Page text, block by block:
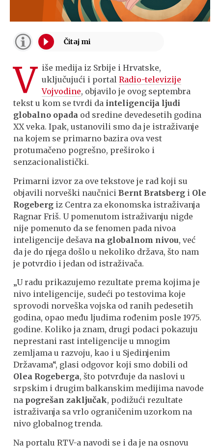
V iše medija iz Srbije i Hrvatske,
uključujući i portalRadio-televizije
Vojvodine, objavilo je ovog septembra
tekst u kom se tvrdi da inteligencija ljudi
globalno opada od sredine devedesetih godina
XX veka. Ipak, ustanovili smo da je istraživanje
na kojem se primarno bazira ova vest
protumačeno pogrešno, preširoko i
senzacionalistički.
Primarni izvor za ove tekstove je rad koji su
objavili norveški naučniciBernt Bratsberg i Ole
Rogeberg iz Centra za ekonomska istraživanja
Ragnar Friš. U pomenutom istraživanju nigde
nije pomenuto da se fenomen pada nivoa
inteligencije dešava na globalnom nivou, već
da je do njega došlo u nekoliko država, što nam
je potvrdio i jedan od istraživača.
„U radu prikazujemo rezultate prema kojima je
nivo inteligencije, sudeći po testovima koje
sprovodi norveška vojska od ranih pedesetih
godina, opao među ljudima rođenim posle 1975.
godine. Koliko ja znam, drugi podaci pokazuju
neprestani rast inteligencije u mnogim
zemljama u razvoju, kao i u Sjedinjenim
Državama“, glasi odgovor koji smo dobili od
Olea Rogeberga, što potvrđuje da naslovi u
srpskim i drugim balkanskim medijima navode
na pogrešan zaključak, podižući rezultate
istraživanja sa vrlo ograničenim uzorkom na
nivo globalnog trenda.
Na portalu RTV-a navodi se i da je na osnovu